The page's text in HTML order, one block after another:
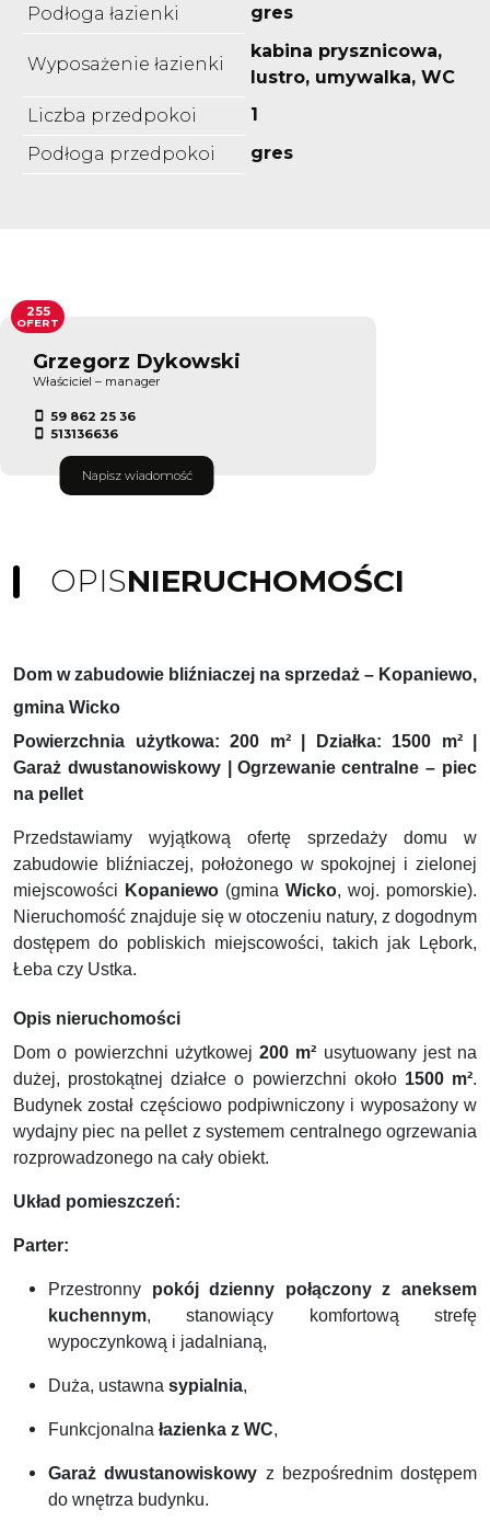
Podłoga łazienki gres
Wyposażenie łazienki
kabina prysznicowa,
lustro, umywalka, WC
Liczba przedpokoi
1
Podłoga przedpokoi
gres
Grzegorz Dykowski
Właściciel – manager
59 862 25 36
513136636
Napisz wiadomość
255
OFERT
OPISNIERUCHOMOŚCI
Dom w zabudowie bliźniaczej na sprzedaż – Kopaniewo,
gmina Wicko
Powierzchnia użytkowa: 200 m² | Działka: 1500 m² |
Garaż dwustanowiskowy | Ogrzewanie centralne – piec
na pellet
Przedstawiamy wyjątkową ofertę sprzedaży domu w
zabudowie bliźniaczej, położonego w spokojnej i zielonej
miejscowości Kopaniewo (gmina Wicko, woj. pomorskie).
Nieruchomość znajduje się w otoczeniu natury, z dogodnym
dostępem do pobliskich miejscowości, takich jak Lębork,
Łeba czy Ustka.
Opis nieruchomości
Dom o powierzchni użytkowej 200 m² usytuowany jest na
dużej, prostokątnej działce o powierzchni około 1500 m².
Budynek został częściowo podpiwniczony i wyposażony w
wydajny piec na pellet z systemem centralnego ogrzewania
rozprowadzonego na cały obiekt.
Układ pomieszczeń:
Parter:
Przestronny pokój dzienny połączony z aneksem
kuchennym, stanowiący komfortową strefę
wypoczynkową i jadalnianą,
Duża, ustawna sypialnia,
Funkcjonalna łazienka z WC,
Garaż dwustanowiskowy z bezpośrednim dostępem
do wnętrza budynku.